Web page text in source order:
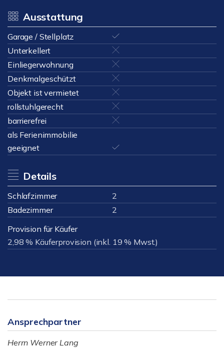
Ausstattung
Garage / Stellplatz
Unterkellert
Einliegerwohnung
Denkmalgeschützt
Objekt ist vermietet
rollstuhlgerecht
barrierefrei
als Ferienimmobilie
geeignet
Details
Schlafzimmer
2
Badezimmer
2
Provision für Käufer
2,98 % Käuferprovision (inkl. 19 % Mwst.)
Ansprechpartner
Herrn Werner Lang